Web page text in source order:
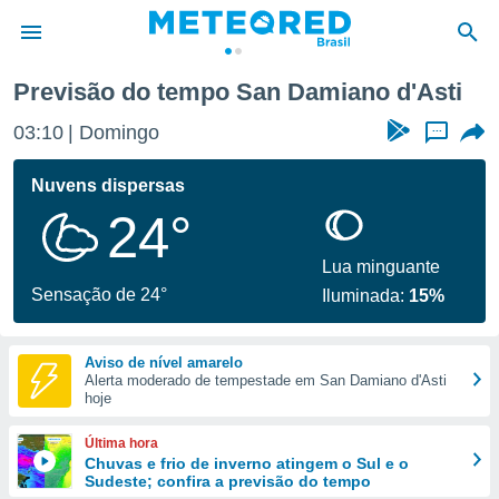
da
fornecidas
a este
das
e
forma
digital
Previsão do tempo San Damiano d'Asti
03:10 Domingo ...
Nuvens dispersas
24°
Sensação de 24°
Lua minguante
Iluminada: 15%
Aviso de nível amarelo
Alerta moderado de tempestade em San Damiano d'Asti
hoje
Última hora
Chuvas e frio de inverno atingem o Sul e o
Sudeste; confira a previsão do tempo